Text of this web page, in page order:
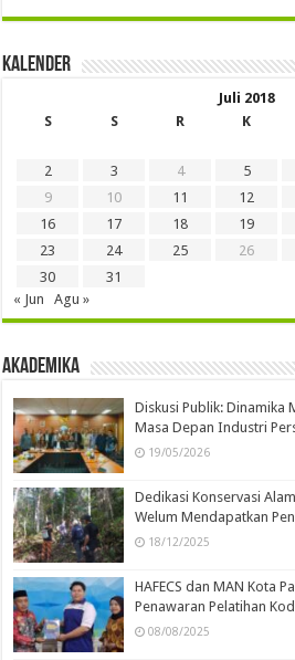
Kalender
Juli 2018
S
S R K
2
3 4 5
9
10 11 12
16
17 18 19
23
24 25 26
30
31
« Jun
Agu »
Akademika
Diskusi Publik: Dinamika
Masa Depan Industri
19/05/2026
Dedikasi Konservasi
Welum Mendapatkan
18/12/2025
HAFECS dan MAN Kota
Penawaran Pelatihan
08/08/2025